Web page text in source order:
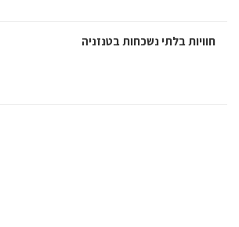
חוויות בלתי נשכחות בטנזניה